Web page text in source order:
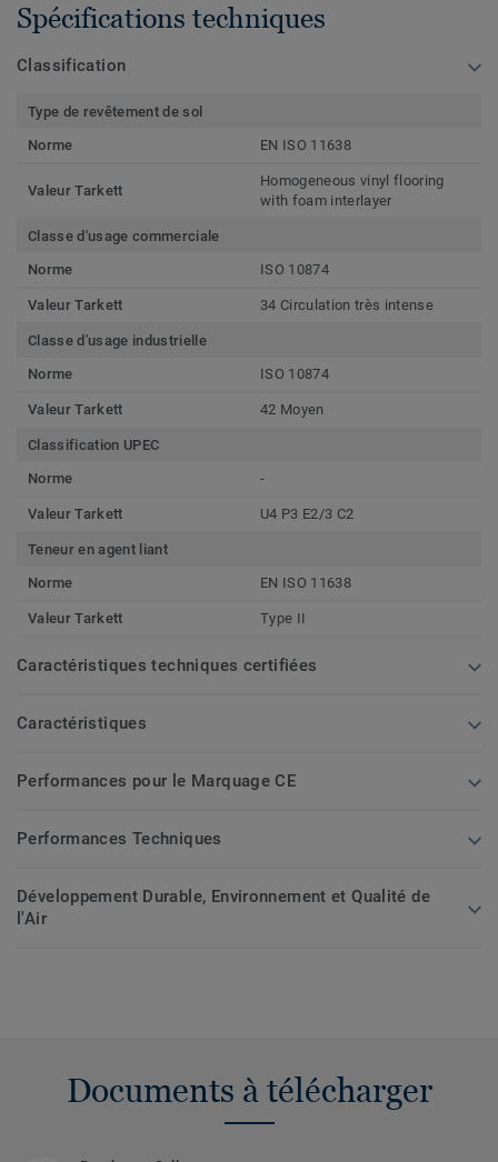
Spécifications techniques
Classification
Type de revêtement de sol
Norme
EN ISO 11638
Valeur Tarkett
Homogeneous vinyl flooring
with foam interlayer
Classe d'usage commerciale
Norme
ISO 10874
Valeur Tarkett 34 Circulation très intense
Classe d'usage industrielle
Norme
ISO 10874
Valeur Tarkett 42 Moyen
Classification UPEC
Norme
-
Valeur Tarkett U4 P3 E2/3 C2
Teneur en agent liant
Norme
EN ISO 11638
Valeur Tarkett Type II
Caractéristiques techniques certifiées
Caractéristiques
Performances pour le Marquage CE
Performances Techniques
Développement Durable, Environnement et Qualité de
l'Air
Documents à télécharger